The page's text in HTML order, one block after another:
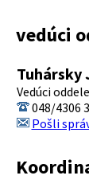
vedúci
Tuhársky
Vedúci
048/4306
Pošli